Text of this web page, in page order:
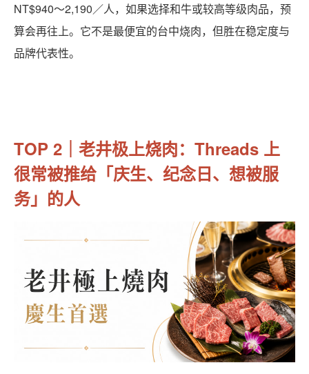
NT$940～2,190／人，如果选择和牛或较高等级肉品，预
算会再往上。它不是最便宜的台中烧肉，但胜在稳定度与
品牌代表性。
TOP 2｜老井极上烧肉：Threads 上
很常被推给「庆生、纪念日、想被服
务」的人